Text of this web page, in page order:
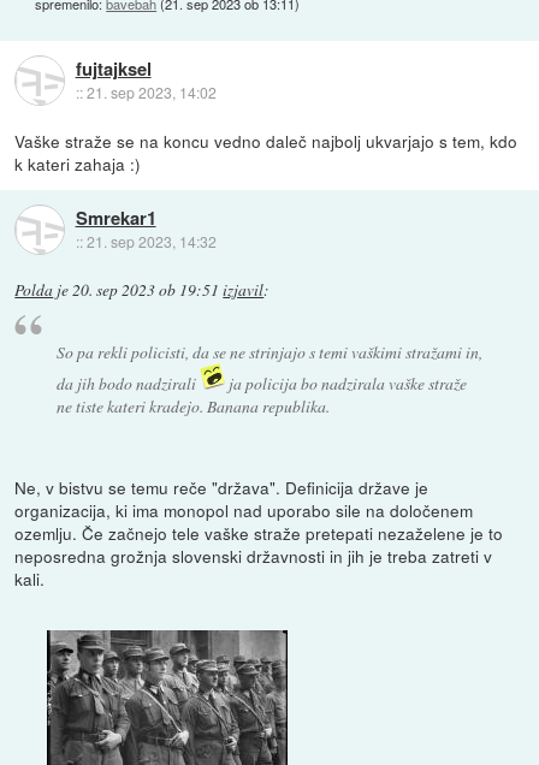
fujtajksel
::21. sep 2023, 14:02
Vaške straže se na koncu vedno daleč najbolj ukvarjajo s tem, kdo
k kateri zahaja :)
Smrekar1
::21. sep 2023, 14:32
Polda je20. sep 2023 ob 19:51 izjavil:
So pa rekli policisti, da se ne strinjajo s temi vaškimi stražami in,
da jih bodo nadzirali
ja policija bo nadzirala vaške straže
ne tiste kateri kradejo. Banana republika.
Ne, v bistvu se temu reče "država". Definicija države je
organizacija, ki ima monopol nad uporabo sile na določenem
ozemlju. Če začnejo tele vaške straže pretepati nezaželene je to
neposredna grožnja slovenski državnosti in jih je treba zatreti v
kali.